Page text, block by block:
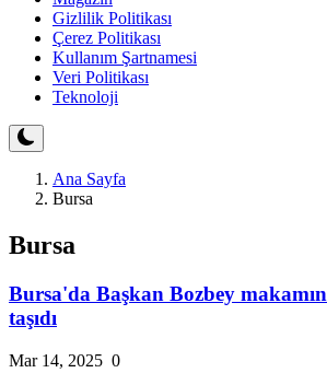
Gizlilik Politikası
Çerez Politikası
Kullanım Şartnamesi
Veri Politikası
Teknoloji
Ana Sayfa
Bursa
Bursa
Bursa'da Başkan Bozbey
taşıdı
Mar 14, 2025 0